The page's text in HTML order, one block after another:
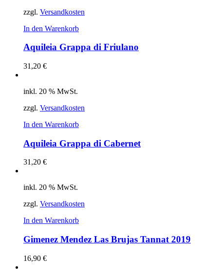
zzgl. Versandkosten
In den Warenkorb
Aquileia Grappa di Friulano
31,20 €
inkl. 20 % MwSt.
zzgl. Versandkosten
In den Warenkorb
Aquileia Grappa di Cabernet
31,20 €
inkl. 20 % MwSt.
zzgl. Versandkosten
In den Warenkorb
Gimenez Mendez Las Brujas Tannat 2019
16,90 €